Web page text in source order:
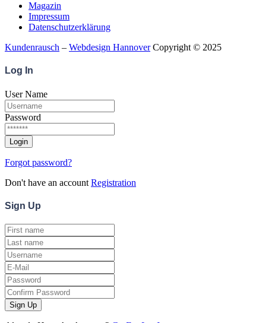
Magazin
Impressum
Datenschutzerklärung
Kundenrausch – Webdesign HannoverCopyright © 2025
Log In
User Name
Password
Forgot password?
Don't have an account Registration
Sign Up
Sign Up